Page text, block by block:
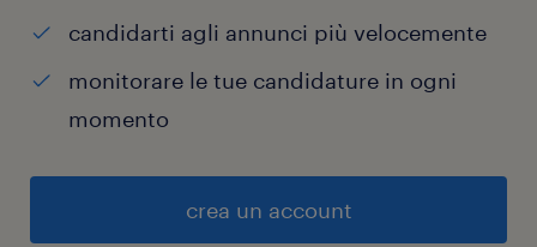
candidarti agli annunci più velocemente
monitorare le tue candidature in ogni
momento
crea un account